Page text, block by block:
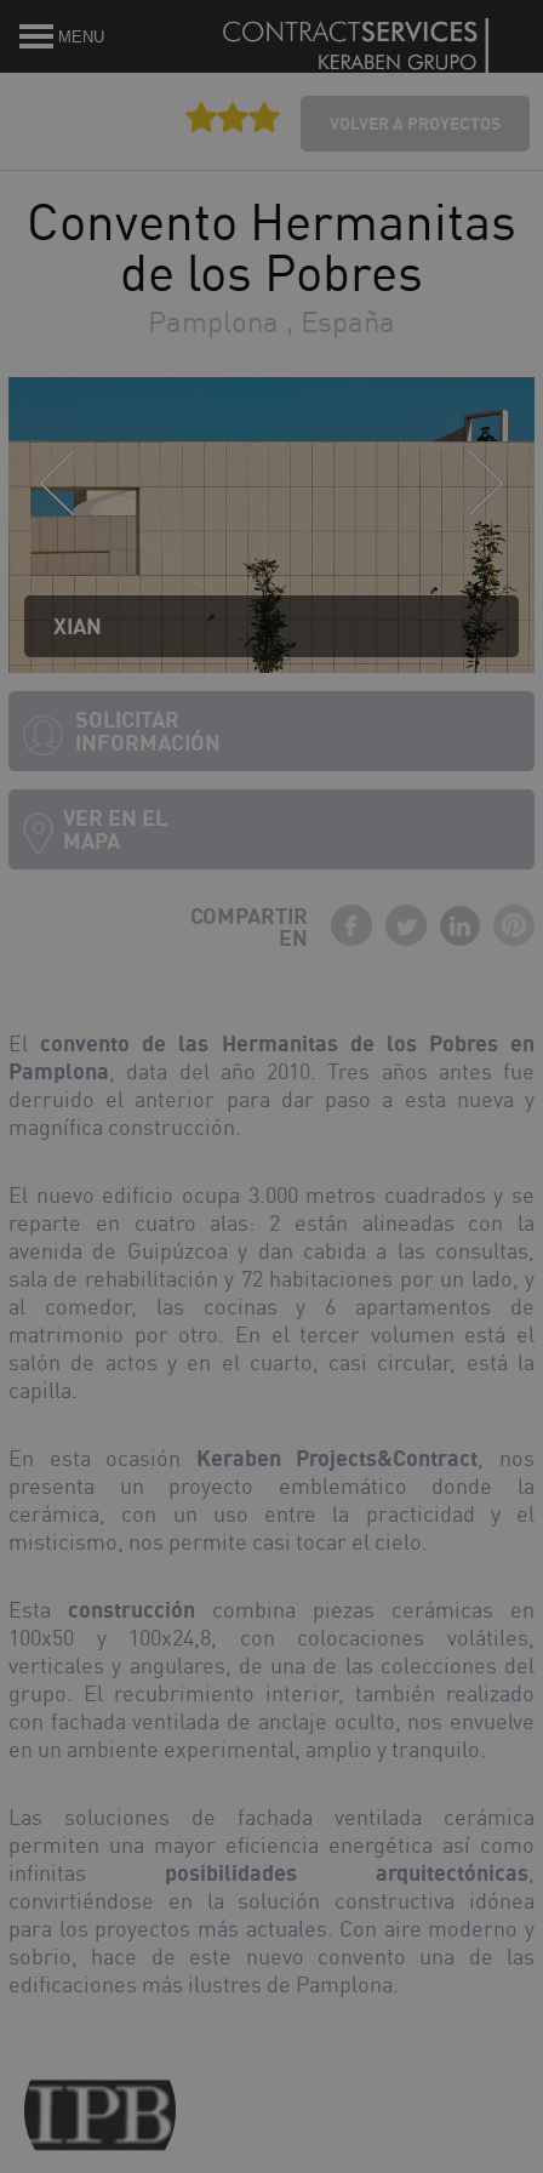
MENU
VOLVER A PROYECTOS
Convento Hermanitas
de los Pobres
Pamplona , España
SOLICITAR
INFORMACIÓN
VER EN EL
MAPA
XIAN
COMPARTIR
EN
El convento de las Hermanitas de los Pobres en
Pamplona , data del año 2010. Tres años antes fue
derruido el anterior para dar paso a esta nueva y
magnífica construcción.
El nuevo edificio ocupa 3.000 metros cuadrados y se
reparte en cuatro alas: 2 están alineadas con la
avenida de Guipúzcoa y dan cabida a las consultas,
sala de rehabilitación y 72 habitaciones por un lado, y
al comedor, las cocinas y 6 apartamentos de
matrimonio por otro. En el tercer volumen está el
salón de actos y en el cuarto, casi circular, está la
capilla.
En esta ocasión Keraben Projects&Contract , nos
presenta un proyecto emblemático donde la
cerámica, con un uso entre la practicidad y el
misticismo, nos permite casi tocar el cielo.
Esta construcción combina piezas cerámicas en
100x50 y 100x24,8, con colocaciones volátiles,
verticales y angulares, de una de las colecciones del
grupo. El recubrimiento interior, también realizado
con fachada ventilada de anclaje oculto, nos envuelve
en un ambiente experimental, amplio y tranquilo.
Las soluciones de fachada ventilada cerámica
permiten una mayor eficiencia energética así como
infinitas posibilidades arquitectónicas
convirtiéndose en la solución constructiva idónea
para los proyectos más actuales. Con aire moderno y
sobrio, hace de este nuevo convento una de las
edificaciones más ilustres de Pamplona.